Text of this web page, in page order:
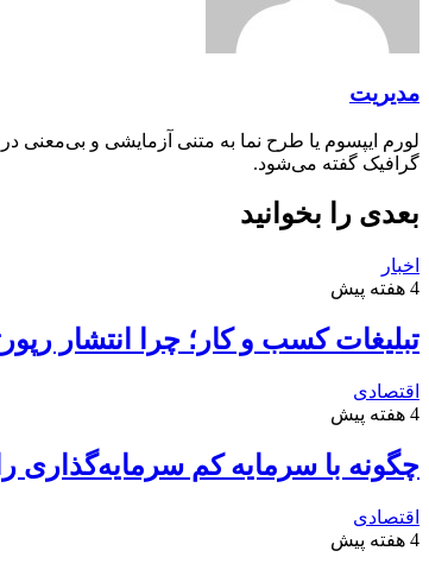
مدیریت
لورم ایپسوم یا طرح‌ نما به متنی آزمایشی و
گرافیک گفته می‌شود.
بعدی را بخوانید
اخبار
4 هفته پیش
تبلیغات کسب و کار؛ چرا انتشار
اقتصادی
4 هفته پیش
چگونه با سرمایه کم سرمایه‌گذاری
اقتصادی
4 هفته پیش